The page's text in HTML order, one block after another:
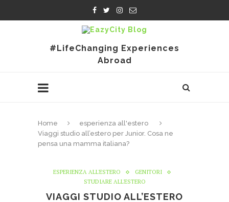
#LifeChanging Experiences
Abroad
Home
esperienza all'estero
Viaggi studio all’estero per Junior. Cosa ne
pensa una mamma italiana?
ESPERIENZA ALL'ESTERO
GENITORI
STUDIARE ALL'ESTERO
VIAGGI STUDIO ALL’ESTERO